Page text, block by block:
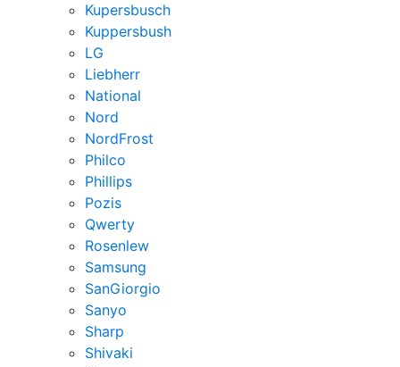
Kupersbusch
Kuppersbush
LG
Liebherr
National
Nord
NordFrost
Philco
Phillips
Pozis
Qwerty
Rosenlew
Samsung
SanGiorgio
Sanyo
Sharp
Shivaki